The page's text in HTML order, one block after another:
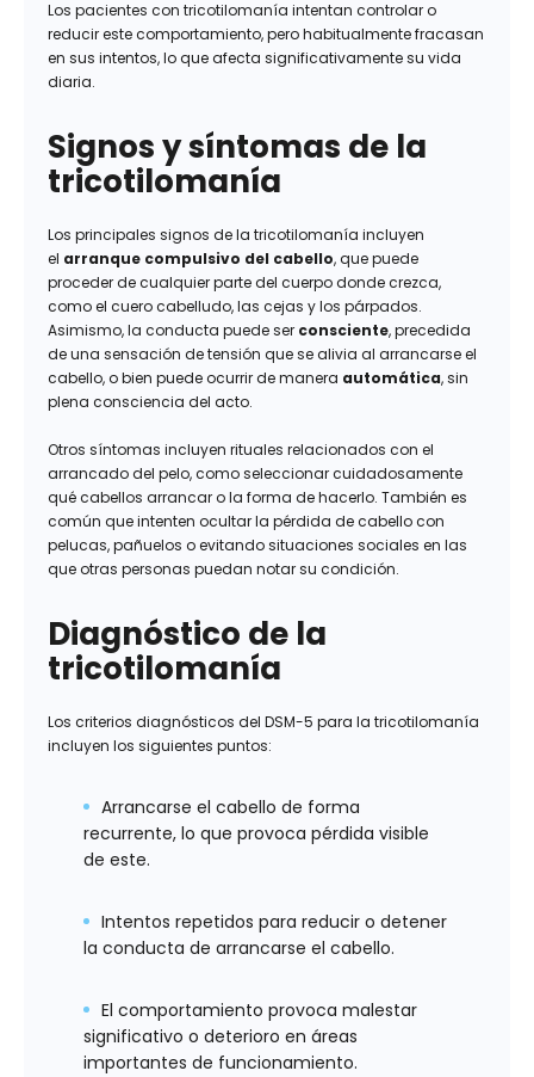
Los pacientes con tricotilomanía intentan controlar o
reducir este comportamiento, pero habitualmente fracasan
en sus intentos, lo que afecta significativamente su vida
diaria.
Signos y síntomas de la
tricotilomanía
Los principales signos de la tricotilomanía incluyen
el arranque compulsivo del cabello, que puede
proceder de cualquier parte del cuerpo donde crezca,
como el cuero cabelludo, las cejas y los párpados.
Asimismo, la conducta puede ser consciente, precedida
de una sensación de tensión que se alivia al arrancarse el
cabello, o bien puede ocurrir de manera automática, sin
plena consciencia del acto.
Otros síntomas incluyen rituales relacionados con el
arrancado del pelo, como seleccionar cuidadosamente
qué cabellos arrancar o la forma de hacerlo. También es
común que intenten ocultar la pérdida de cabello con
pelucas, pañuelos o evitando situaciones sociales en las
que otras personas puedan notar su condición.
Diagnóstico de la
tricotilomanía
Los criterios diagnósticos del DSM-5 para la tricotilomanía
incluyen los siguientes puntos:
Arrancarse el cabello de forma
recurrente, lo que provoca pérdida visible
de este.
Intentos repetidos para reducir o detener
la conducta de arrancarse el cabello.
El comportamiento provoca malestar
significativo o deterioro en áreas
importantes de funcionamiento.